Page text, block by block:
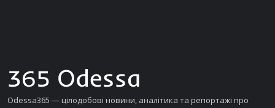
Odessa365 — цілодобові новини, аналітика та репортажі про